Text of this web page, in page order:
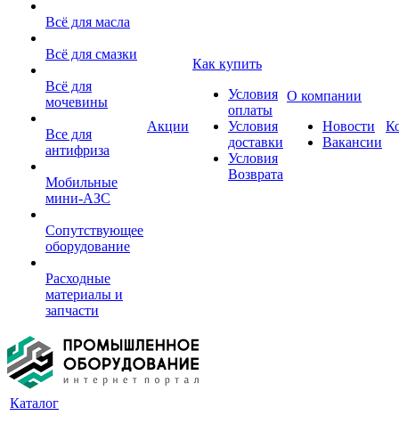
Всё для масла
Всё для смазки
Всё для
мочевины
Все для
антифриза
Мобильные
мини-АЗС
Сопутствующее
оборудование
Расходные
материалы и
запчасти
Акции
Как купить
Условия
оплаты
Условия
доставки
Условия
Возврата
О компании
Новости
Вакансии
Каталог